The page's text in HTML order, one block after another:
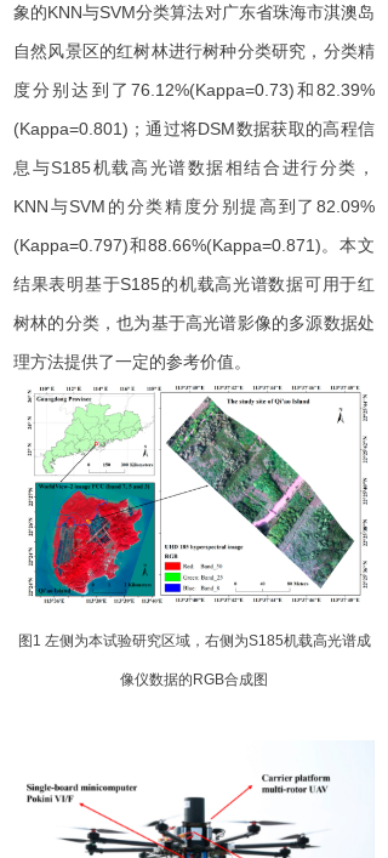
象的KNN与SVM分类算法对广东省珠海市淇澳岛
自然风景区的红树林进行树种分类研究 ， 分类精
度分别达到 了 76.12%(Kappa=0.73)和82.39%
(Kappa=0.801) ；通过将DSM数据获取的高程信
息 与S185机载高光谱数据相结合进行分类 ，
KNN与SVM 的分类精度分别提高到 了82.09%
(Kappa=0.797)和88.66%(Kappa=0.871)。本文
结果表明基于S185的机载高光谱数据可用于红
树林的分类，也为基于高光谱影像的多源数据处
理方法提供了一定的参考价值。
图 1 左侧为本试验研究区域，右侧 为S185机载高光谱成
像仪数据的 RGB合成图